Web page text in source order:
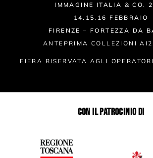
IMMAGINE ITALIA & CO.
14.15.16 FEBBRAIO
FIRENZE – FORTEZZA DA
ANTEPRIMA COLLEZIONI
FIERA RISERVATA AGLI
CON IL PATROCINIO DI